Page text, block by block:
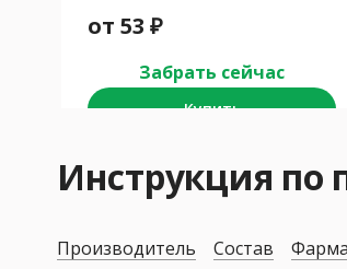
от 53 ₽
Забрать сейчас
Купить
Инструкция
Производитель Состав